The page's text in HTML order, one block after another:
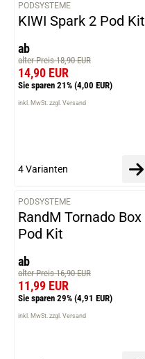
VARIANTEN
PODSYSTEME
KIWI Spark 2 Pod Kit
ab
alter Preis 18,90 EUR
14,90 EUR
Sie sparen 21% (4,00 EUR)
inkl. MwSt. zzgl. Versand
4 Varianten
VARIANTEN
PODSYSTEME
RandM Tornado Box
Pod Kit
ab
alter Preis 16,90 EUR
11,99 EUR
Sie sparen 29% (4,91 EUR)
inkl. MwSt. zzgl. Versand